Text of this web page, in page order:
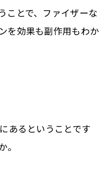
ことで、ファイザーな
を効果も副作用もわか
あるということです